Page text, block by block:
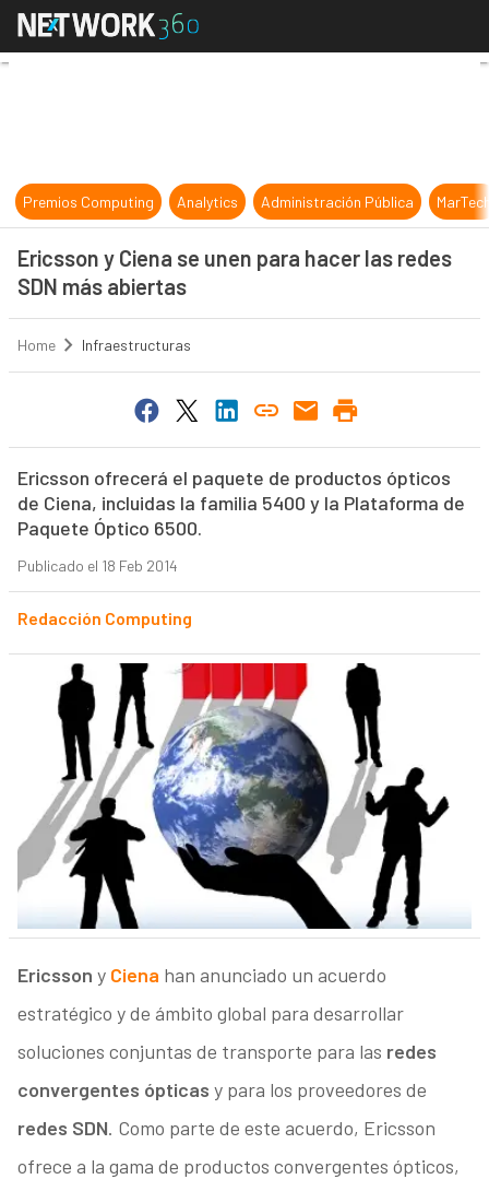
Ericsson y Ciena se unen para
Premios Computing Analytics Administración Pública
Ericsson y Ciena se unen para hacer las redes
SDN más abiertas
Home Infraestructuras
Ericsson ofrecerá el paquete de productos ópticos
de Ciena, incluidas la familia 5400 y la Plataforma de
Paquete Óptico 6500.
Publicado el 18 Feb 2014
Redacción Computing
Ericsson y Ciena han anunciado un acuerdo
estratégico y de ámbito global para desarrollar
soluciones conjuntas de transporte para las redes
convergentes ópticas y para los proveedores de
redes SDN. Como parte de este acuerdo, Ericsson
ofrece a la gama de productos convergentes ópticos,